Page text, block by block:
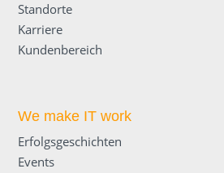
Standorte
Karriere
Kundenbereich
We make IT work
Erfolgsgeschichten
Events